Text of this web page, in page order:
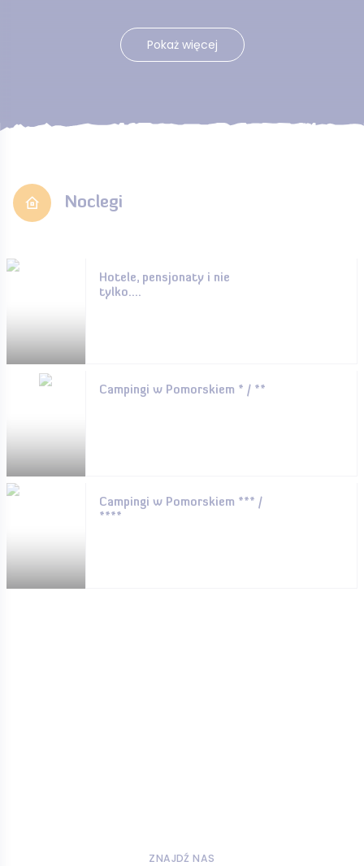
Pokaż więcej
Noclegi
Hotele, pensjonaty i nie
tylko....
Campingi w Pomorskiem * / **
Campingi w Pomorskiem *** /
****
ZNAJDŹ NAS